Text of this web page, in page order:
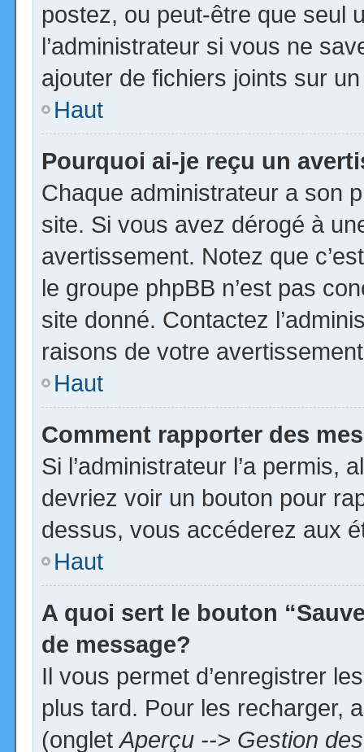
postez, ou peut-être que seul
l’administrateur si vous ne
ajouter de fichiers joints sur
Haut
Pourquoi ai-je reçu un
Chaque administrateur a son
site. Si vous avez dérogé à
avertissement. Notez que
le groupe phpBB n’est pas
site donné. Contactez
raisons de votre
Haut
Comment rapporter des
Si l’administrateur l’a permis,
devriez voir un bouton pour
dessus, vous accéderez aux
Haut
A quoi sert le bouton
de message?
Il vous permet d’enregistrer
plus tard. Pour les recharger,
(ongletAperçu --> Gestion